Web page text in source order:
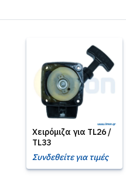
Χειρόμιζα για TL26 /
TL33
Συνδεθείτε για τιμές